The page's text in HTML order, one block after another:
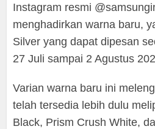
Instagram resmi
menghadirkan warna baru,
Silver yang dapat dipesan
27 Juli sampai 2 Agustus
Varian warna baru ini
telah tersedia lebih dulu
Black, Prism Crush White,